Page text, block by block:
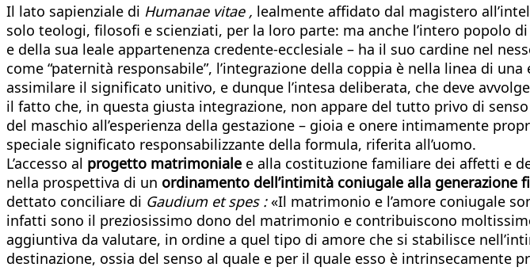
Il lato sapienziale di Humanae vitae , lealmente affidato dal magistero
solo teologi, filosofi e scienziati, per la loro parte: ma anche l’intero popolo
e della sua leale appartenenza credente-ecclesiale – ha il suo cardine nel
come “paternità responsabile”, l’integrazione della coppia è nella linea di
assimilare il significato unitivo, e dunque l’intesa deliberata, che deve
il fatto che, in questa giusta integrazione, non appare del tutto privo di
del maschio all’esperienza della gestazione – gioia e onere intimamente
speciale significato responsabilizzante della formula, riferita all’uomo.
L’accesso al progetto matrimoniale e alla costituzione familiare dei affetti e
nella prospettiva di un ordinamento dell’intimità coniugale alla generazione
dettato conciliare di Gaudium et spes :«Il matrimonio e l’amore coniugale
infatti sono il preziosissimo dono del matrimonio e contribuiscono
aggiuntiva da valutare, in ordine a quel tipo di amore che si stabilisce
destinazione, ossia del senso al quale e per il quale esso è